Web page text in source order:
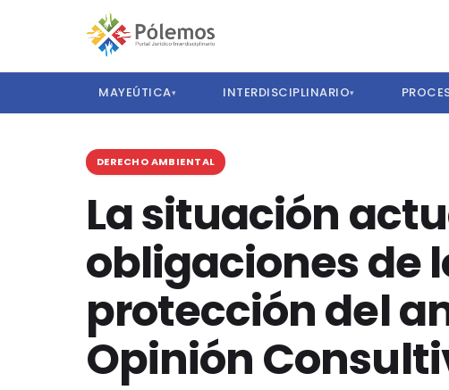
MAYEÚTICA▾ INTERDISCIPLINARIO▾
DERECHO AMBIENTAL
La situación
obligaciones de
protección del
Opinión